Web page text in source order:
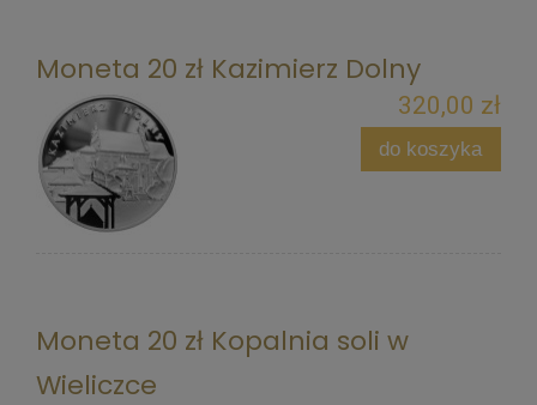
Moneta 20 zł Kazimierz Dolny
320,00 zł
do koszyka
Moneta 20 zł Kopalnia soli w
Wieliczce